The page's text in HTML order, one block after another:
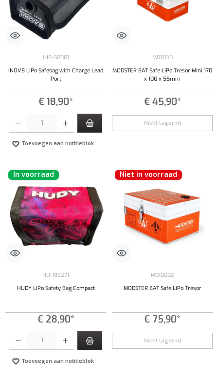
IN8-50001
INOV8 LiPo Safebag with Charge Lead
Port
€ 18,90*
Producthoeveelheid: Voer de gewenste hoeveelheid in of gebruik de knoppen om de
Toevoegen aan notitieblok
MD11130
MODSTER BAT Safe LiPo Tresor Mini 170
x 100 x 55mm
€ 45,90*
Nicht lagernd
In voorraad
HU-199271
HUDY LiPo Safety Bag Compact
€ 28,90*
Producthoeveelheid: Voer de gewenste hoeveelheid in of gebruik de knoppen om de
Toevoegen aan notitieblok
Niet in voorraad
MD10002
MODSTER BAT Safe LiPo Tresor
€ 75,90*
Nicht lagernd